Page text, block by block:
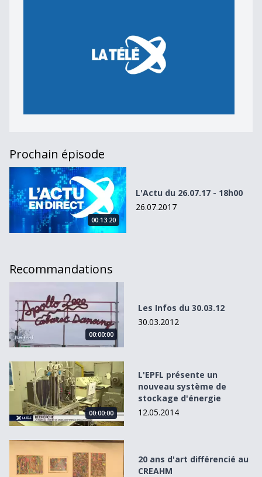
Prochain épisode
L&#039;Actu du 26.07.17 - 18h00
00:13:20
L'Actu du 26.07.17 - 18h00
26.07.2017
Recommandations
00:00:00
Les Infos du 30.03.12
30.03.2012
L&#039;EPFL présente un nouveau système de stockage
00:00:00
L'EPFL présente un
nouveau système de
stockage d'énergie
12.05.2014
20 ans d&#039;art différencié au CREAHM
20 ans d'art différencié au
CREAHM